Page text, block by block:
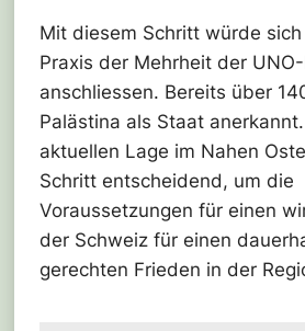
Mit diesem Schritt würde
Praxis der Mehrheit der
anschliessen. Bereits über
Palästina als Staat
aktuellen Lage im Nahen
Schritt entscheidend, um die
Voraussetzungen für einen
der Schweiz für einen
gerechten Frieden in der